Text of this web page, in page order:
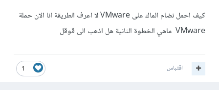
كيف احمل نضام الماك على VMware لا اعرف الطريقة انا الان حملة
VMware ماهي الخطوة الثانية هل اذهب الى قوقل
1 اقتباس